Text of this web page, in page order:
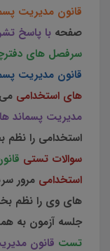
قانون مدیریت
صفحه با پاسخ
سرفصل های
قانون مدیریت
های استخدامی
مدیریت پسماند ها
استخدامی را
سوالات تستی
استخدامی مرور
های وی را نظم
جلسه آزمون به
تست قانون